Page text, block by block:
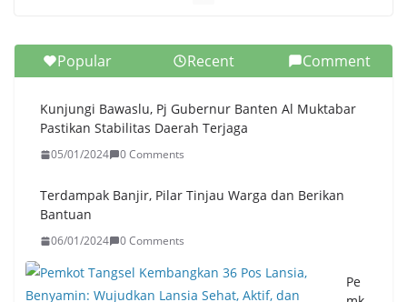
h
Se
pa
Car
an
Popular Recent Comment
Kunjungi Bawaslu, Pj Gubernur Banten Al Muktabar
Pastikan Stabilitas Daerah Terjaga
05/01/2024 0 Comments
Terdampak Banjir, Pilar Tinjau Warga dan Berikan
Bantuan
06/01/2024 0 Comments
Pe